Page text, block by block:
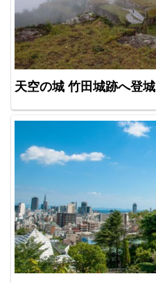
天空の城 竹田城跡へ登城